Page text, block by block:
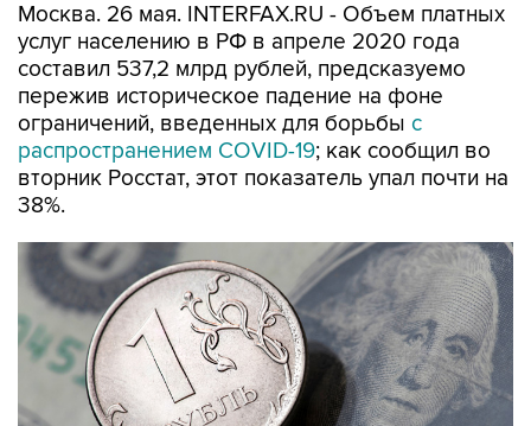
Москва. 26 мая. INTERFAX.RU - Объем платных
услуг населению в РФ в апреле 2020 года
составил 537,2 млрд рублей, предсказуемо
пережив историческое падение на фоне
ограничений, введенных для борьбы с
распространением COVID-19; как сообщил во
вторник Росстат, этот показатель упал почти на
38%.